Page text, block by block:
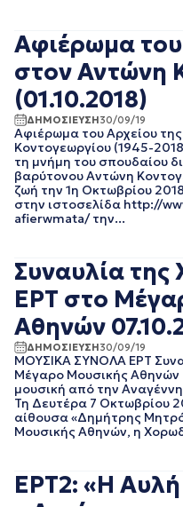
Αφιέρωμα
στον Αντώνη
(01.10.2018)
ΔΗΜΟΣΙΕΥΣΗ30/09/19
Αφιέρωμα του Αρχείου
Κοντογεωργίου (1945-
τη μνήμη του σπουδαίου
βαρύτονου Αντώνη
ζωή την 1η Οκτωβρίου
στην ιστοσελίδα http://
afierwmata/ την...
Συναυλία της
ΕΡΤ στο
Αθηνών
ΔΗΜΟΣΙΕΥΣΗ30/09/19
ΜΟΥΣΙΚΑ ΣΥΝΟΛΑ ΕΡΤ
Μέγαρο Μουσικής
μουσική από την
Τη Δευτέρα 7 Oκτωβρίου
αίθουσα «Δημήτρης
Μουσικής Αθηνών, η
ΕΡΤ2: «Η